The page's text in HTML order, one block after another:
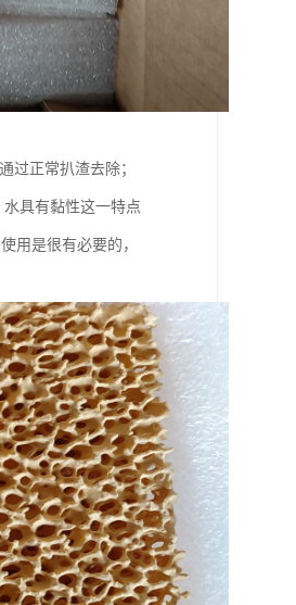
过正常扒渣去除；
具有黏性这一特点
用是很有必要的，